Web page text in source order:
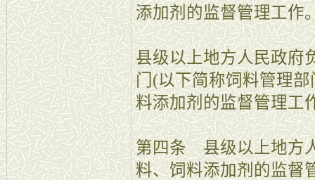
添加剂的监督管理工作
县级以上地方人民政府
门(以下简称饲料管理
料添加剂的监督管理工
第四条 县级以上地方
料、饲料添加剂的监督